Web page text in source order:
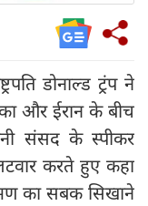
डोनाल्ड ट्रंप ने
और ईरान के बीच
संसद के स्पीकर
करते हुए कहा
का सबक सिखाने